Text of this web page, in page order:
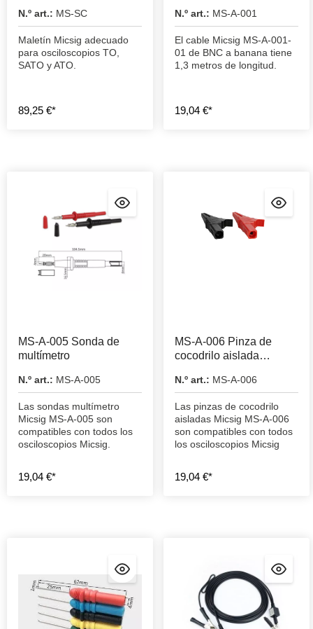
N.º art.: MS-SC
Maletín Micsig adecuado
para osciloscopios TO,
SATO y ATO.
89,25 €*
N.º art.: MS-A-001
El cable Micsig MS-A-001-
01 de BNC a banana tiene
1,3 metros de longitud.
19,04 €*
MS-A-005 Sonda de
multímetro
N.º art.: MS-A-005
Las sondas multímetro
Micsig MS-A-005 son
compatibles con todos los
osciloscopios Micsig.
19,04 €*
MS-A-006 Pinza de
cocodrilo aislada
N.º art.: MS-A-006
Las pinzas de cocodrilo
aisladas Micsig MS-A-006
son compatibles con todos
los osciloscopios Micsig
19,04 €*